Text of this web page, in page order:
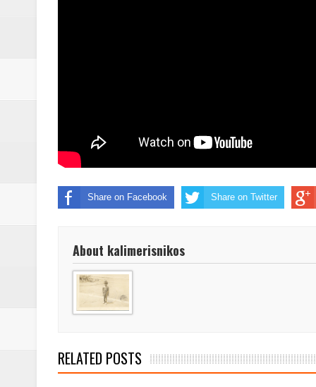
Ξεκινούν οι αιτήσεις
τη διαμόρφωση - επεξεργασία
Συνεδριάζει η οικονομική
ΠΡΟΚΗΡΥΞΗ ΑΝΟΙΚΤΟΥ
Share on Facebook Share on Twitter
About kalimerisnikos
RELATED POSTS